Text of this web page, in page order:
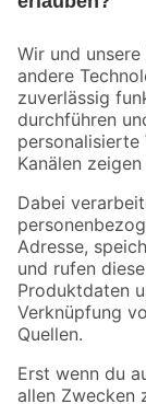
Der toom
Zur
Folge uns
Zahlungsarten
Sicher einkaufen